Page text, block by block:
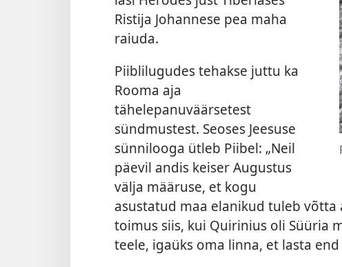
Ristija Johannese pea maha
raiuda.
Piiblilugudes tehakse juttu ka
Rooma aja
tähelepanuväärsetest
sündmustest. Seoses Jeesuse
sünnilooga ütleb Piibel: „Neil
päevil andis keiser Augustus
välja määruse, et kogu
asustatud maa elanikud tuleb
toimus siis, kui Quirinius oli Süüria
teele, igaüks oma linna, et lasta